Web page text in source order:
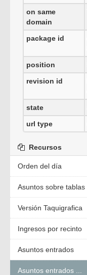
on same
domain
package id
position
revision id
state
url type
Recursos
Orden del día
Asuntos sobre tablas
Versión Taquigrafica
Ingresos por recinto
Asuntos entrados
Asuntos entrados ...